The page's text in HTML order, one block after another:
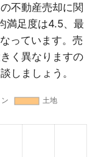
不動産売却に関
満足度は4.5、最
っています。売
く異なりますの
しましょう。